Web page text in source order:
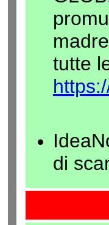
tutte
di